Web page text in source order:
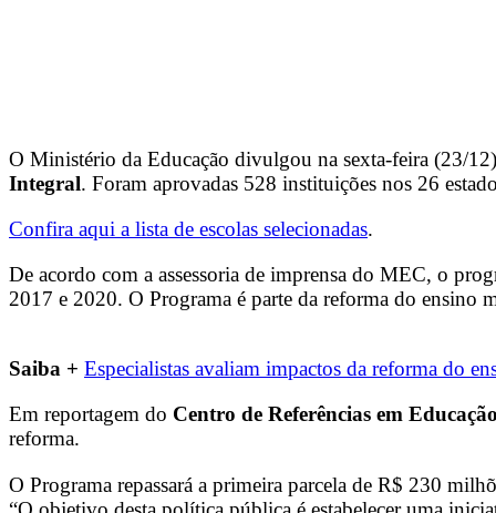
O Ministério da Educação divulgou na sexta-feira (23/
Integral. Foram aprovadas 528 instituições nos 26
Confira aqui a lista de escolas selecionadas.
De acordo com a assessoria de imprensa do MEC, o
2017 e 2020. O Programa é parte da reforma do
Saiba + Especialistas avaliam impactos da reforma do
Em reportagem do Centro de Referências em
reforma.
O Programa repassará a primeira parcela de R$ 230